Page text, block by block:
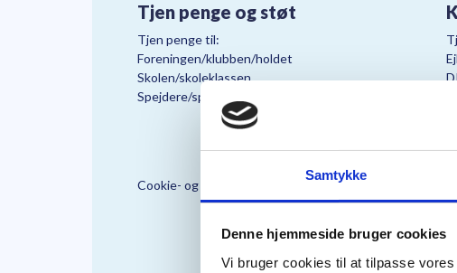
Samtykke
Denne hjemmeside bruger cookies
Vi bruger cookies til at tilpasse
Tjen penge og støt
Tjen penge til:
Foreningen/klubben/holdet
Skolen/skoleklassen
Spejdere/spejdergruppen/FDF’ere, m.fl.
Cookie- og Persondatapolitik